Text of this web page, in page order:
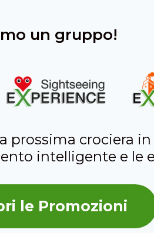
un gruppo!
prossima crociera
intelligente e le
le Promozioni